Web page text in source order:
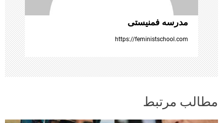
ا
مدرسه فمنیستی
https://feministschool.com
مطالب مرتبط